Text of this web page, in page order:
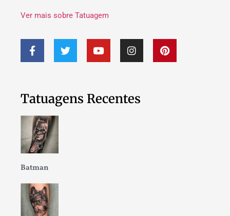
Ver mais sobre Tatuagem
Tatuagens Recentes
Batman